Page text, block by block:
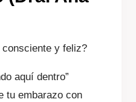
y feliz?
aquí dentro”
tu embarazo con